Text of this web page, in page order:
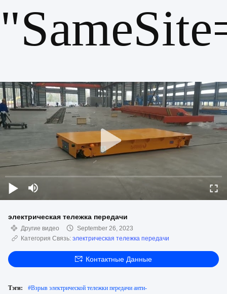
электрическая тележка передачи
Другие видео
September 26, 2023
Категория Связь: электрическая тележка передачи
Контактные Данные
Тэги: #Взрыв электрической тележки передачи анти-